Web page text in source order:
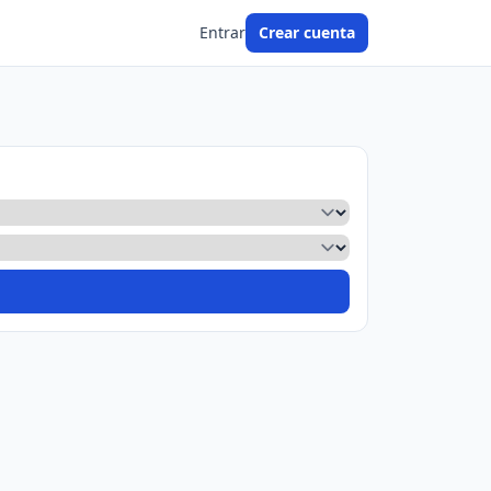
Entrar Crear cuenta